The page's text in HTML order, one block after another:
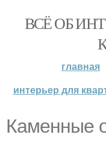
ВСЁ ОБ
главная
интерьер для
Каменные